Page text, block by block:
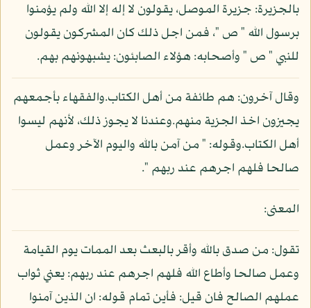
بالجزيرة: جزيرة الموصل، يقولون لا إله إلا الله ولم يؤمنوا
برسول الله " ص "، فمن اجل ذلك كان المشركون يقولون
للنبي " ص " وأصحابه: هؤلاء الصابئون: يشبهونهم بهم.
وقال آخرون: هم طائفة من أهل الكتاب.والفقهاء بأجمعهم
يجيزون اخذ الجزية منهم.وعندنا لا يجوز ذلك، لأنهم ليسوا
أهل الكتاب.وقوله: " من آمن بالله واليوم الآخر وعمل
صالحا فلهم اجرهم عند ربهم ".
المعنى:
تقول: من صدق بالله وأقر بالبعث بعد الممات يوم القيامة
وعمل صالحا وأطاع الله فلهم اجرهم عند ربهم: يعني ثواب
عملهم الصالح فان قيل: فأين تمام قوله: ان الذين آمنوا